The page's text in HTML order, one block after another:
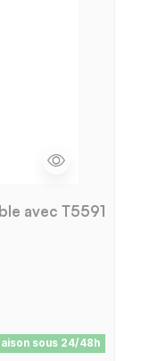
avec T5591
sous 24/48h